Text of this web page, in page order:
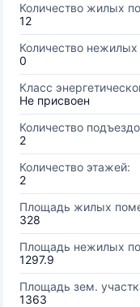
Количество жилых
12
Количество
0
Класс
Не присвоен
Количество
2
Количество этажей:
2
Площадь жилых
328
Площадь нежилых
1297.9
Площадь зем.
1363